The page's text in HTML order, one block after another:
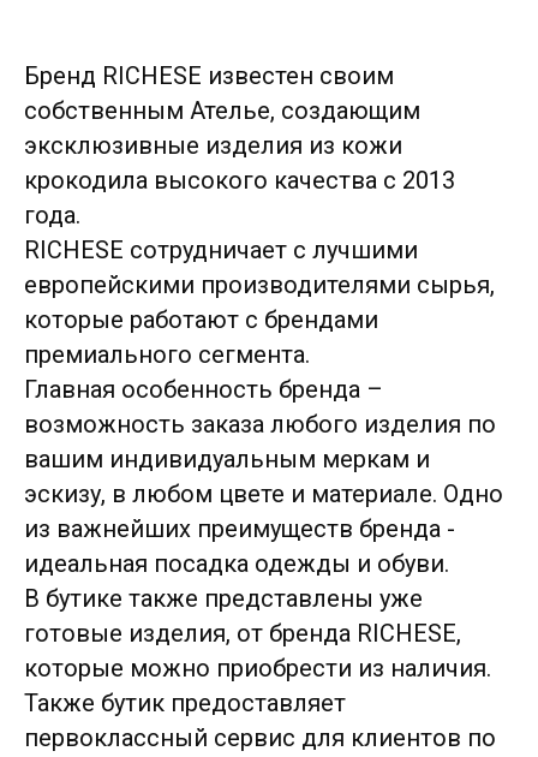
Бренд RICHESE известен своим
собственным Ателье, создающим
эксклюзивные изделия из кожи
крокодила высокого качества с 2013
года.
RICHESE сотрудничает с лучшими
европейскими производителями сырья,
которые работают с брендами
премиального сегмента.
Главная особенность бренда –
возможность заказа любого изделия по
вашим индивидуальным меркам и
эскизу, в любом цвете и материале. Одно
из важнейших преимуществ бренда -
идеальная посадка одежды и обуви.
В бутике также представлены уже
готовые изделия, от бренда RICHESE,
которые можно приобрести из наличия.
Также бутик предоставляет
первоклассный сервис для клиентов по